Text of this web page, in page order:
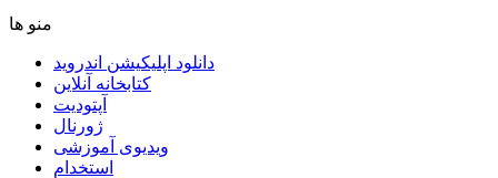
ﻣﻨﻮ ﻫﺎ
دانلود اپلیکیشن اندروید
ﮐﺘﺎﺑﺨﺎﻧﻪ ﺁﻧﻼﯾﻦ
ﺁﭘﺘﻮﺩﯾﺖ
ﮊﻭﺭﻧﺎﻝ
ویدیوی آموزشی
استخدام